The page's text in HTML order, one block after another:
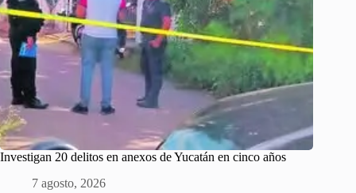
Investigan 20 delitos en anexos de Yucatán en cinco años
7 agosto, 2026